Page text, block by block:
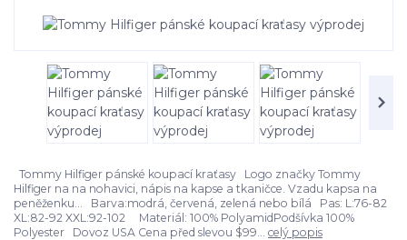
Tommy Hilfiger pánské koupací kraťasy Logo značky Tommy
Hilfiger na na nohavici, nápis na kapse a tkaničce. Vzadu kapsa na
peněženku... Barva:modrá, červená, zelená nebo bílá Pas: L:76-82
XL:82-92 XXL:92-102 Materiál: 100% PolyamidPodšívka 100%
Polyester Dovoz USA Cena před slevou $99... celý popis